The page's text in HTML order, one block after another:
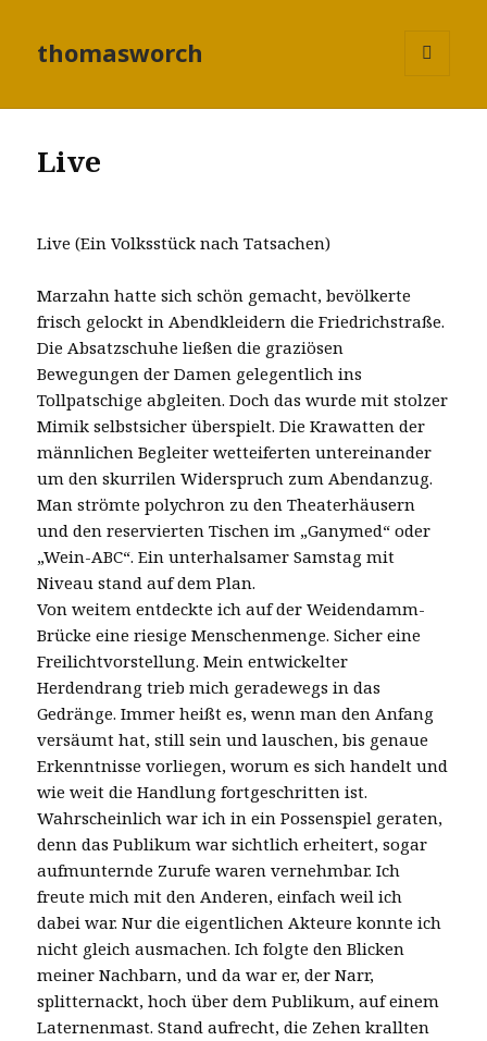
thomasworch
Live
Live (Ein Volksstück nach Tatsachen)
Marzahn hatte sich schön gemacht, bevölkerte
frisch gelockt in Abendkleidern die Friedrichstraße.
Die Absatzschuhe ließen die graziösen
Bewegungen der Damen gelegentlich ins
Tollpatschige abgleiten. Doch das wurde mit stolzer
Mimik selbstsicher überspielt. Die Krawatten der
männlichen Begleiter wetteiferten untereinander
um den skurrilen Widerspruch zum Abendanzug.
Man strömte polychron zu den Theaterhäusern
und den reservierten Tischen im „Ganymed“ oder
„Wein-ABC“. Ein unterhalsamer Samstag mit
Niveau stand auf dem Plan.
Von weitem entdeckte ich auf der Weidendamm-
Brücke eine riesige Menschenmenge. Sicher eine
Freilichtvorstellung. Mein entwickelter
Herdendrang trieb mich geradewegs in das
Gedränge. Immer heißt es, wenn man den Anfang
versäumt hat, still sein und lauschen, bis genaue
Erkenntnisse vorliegen, worum es sich handelt und
wie weit die Handlung fortgeschritten ist.
Wahrscheinlich war ich in ein Possenspiel geraten,
denn das Publikum war sichtlich erheitert, sogar
aufmunternde Zurufe waren vernehmbar. Ich
freute mich mit den Anderen, einfach weil ich
dabei war. Nur die eigentlichen Akteure konnte ich
nicht gleich ausmachen. Ich folgte den Blicken
meiner Nachbarn, und da war er, der Narr,
splitternackt, hoch über dem Publikum, auf einem
Laternenmast. Stand aufrecht, die Zehen krallten